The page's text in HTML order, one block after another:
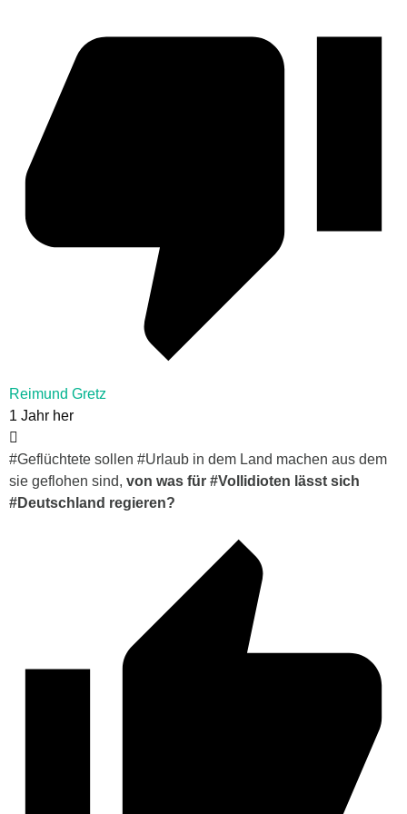
Reimund Gretz
1 Jahr her
#Geflüchtete sollen #Urlaub in dem Land machen aus dem
sie geflohen sind, von was für #Vollidioten lässt sich
#Deutschland regieren?